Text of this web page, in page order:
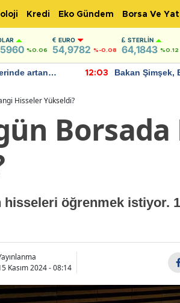
Kredi Eko Gündem Borsa Ve
%0.06
EURO
54,9782 %-0.08
STERLIN
64,1843 %0.12
artan
12:03
Bakan Şimşek,
Hisseler Yükseldi?
hisseleri öğrenmek istiyor.
Kasım 2024 - 08:14